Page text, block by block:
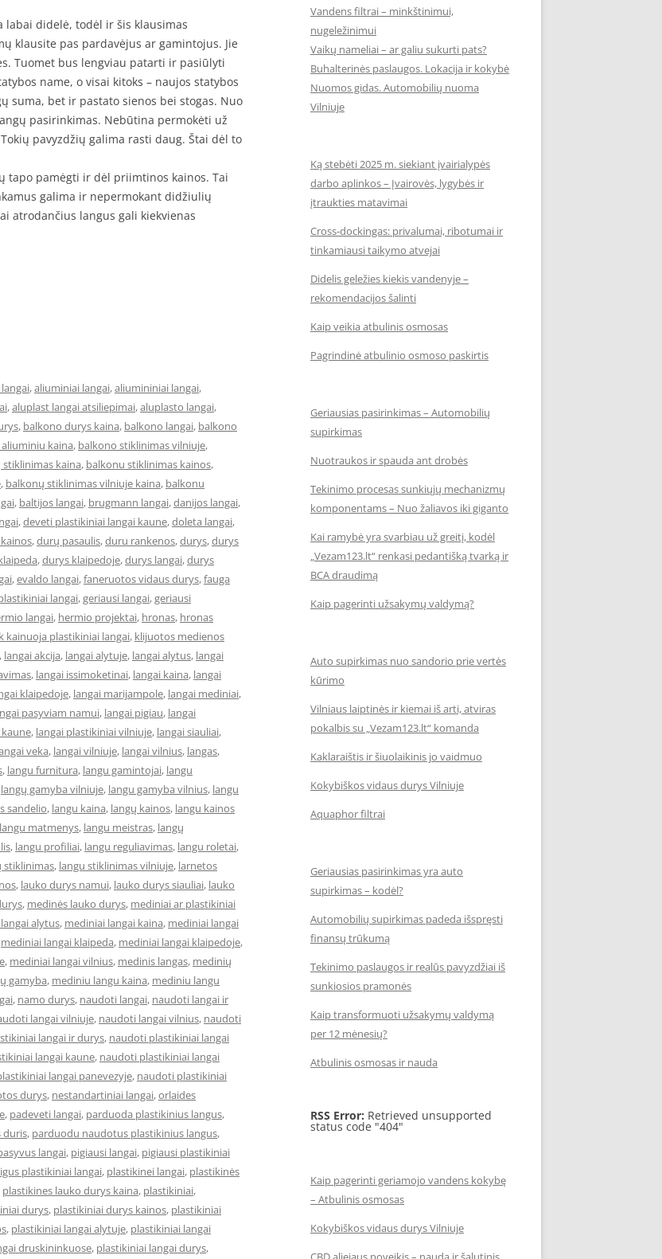
labai didelė, todėl ir šis klausimas
klausite pas pardavėjus ar gamintojus. Jie
Tuomet bus lengviau patarti ir pasiūlyti
name, o visai kitoks – naujos statybos
bet ir pastato sienos bei stogas. Nuo
pasirinkimas. Nebūtina permokėti už
pavyzdžių galima rasti daug. Štai dėl to
pamėgti ir dėl priimtinos kainos. Tai
galima ir nepermokant didžiulių
atrodančius langus gali kiekvienas
,aliuminiai langai,aliumininiai langai,
,aluplast langai atsiliepimai,aluplasto langai,
, balkono durys kaina, balkono langai, balkono
kaina, balkono stiklinimas vilniuje,
kaina, balkonu stiklinimas kainos,
, balkonų stiklinimas vilniuje kaina, balkonu
, baltijos langai, brugmann langai,danijos langai,
,deveti plastikiniai langai kaune,doleta langai,
,durų pasaulis,duru rankenos,durys,durys
,durys klaipedoje,durys langai,durys
,evaldo langai,faneruotos vidaus durys,fauga
langai,geriausi langai,geriausi
langai, hermio projektai, hronas, hronas
kainuoja plastikiniai langai, klijuotos medienos
, langai akcija, langai alytuje, langai alytus, langai
, langai issimoketinai, langai kaina, langai
klaipedoje, langai marijampole, langai mediniai,
pasyviam namui, langai pigiau, langai
, langai plastikiniai vilniuje, langai siauliai,
veka, langai vilniuje, langai vilnius, langas,
, langu furnitura, langu gamintojai, langu
langų gamyba vilniuje, langu gamyba vilnius, langu
sandelio, langu kaina, langų kainos, langu kainos
langu matmenys, langu meistras, langų
, langu profiliai, langu reguliavimas, langu roletai,
stiklinimas, langu stiklinimas vilniuje, larnetos
, lauko durys namui, lauko durys siauliai, lauko
, medinės lauko durys, mediniai ar plastikiniai
alytus, mediniai langai kaina, mediniai langai
mediniai langai klaipeda, mediniai langai klaipedoje,
, mediniai langai vilnius, medinis langas, medinių
gamyba, mediniu langu kaina, mediniu langu
, namo durys, naudoti langai, naudoti langai ir
langai vilniuje, naudoti langai vilnius, naudoti
langai ir durys, naudoti plastikiniai langai
langai kaune, naudoti plastikiniai langai
langai panevezyje, naudoti plastikiniai
durys, nestandartiniai langai,orlaides
, padeveti langai, parduoda plastikinius langus,
duris, parduodu naudotus plastikinius langus,
langai, pigiausi langai, pigiausi plastikiniai
plastikiniai langai, plastikinei langai, plastikinės
plastikines lauko durys kaina, plastikiniai,
durys, plastikiniai durys kainos, plastikiniai
, plastikiniai langai alytuje, plastikiniai langai
druskininkuose, plastikiniai langai durys,
Vandens filtrai – minkštinimui,
nugeležinimui
Vaikų nameliai – ar galiu sukurti pats?
Buhalterinės paslaugos. Lokacija ir kokybė
Nuomos gidas. Automobilių nuoma
Vilniuje
Ką stebėti 2025 m. siekiant įvairialypės
darbo aplinkos – Įvairovės, lygybės ir
įtraukties matavimai
Cross-dockingas: privalumai, ribotumai ir
tinkamiausi taikymo atvejai
Didelis geležies kiekis vandenyje –
rekomendacijos šalinti
Kaip veikia atbulinis osmosas
Pagrindinė atbulinio osmoso paskirtis
Geriausias pasirinkimas – Automobilių
supirkimas
Nuotraukos ir spauda ant drobės
Tekinimo procesas sunkiųjų mechanizmų
komponentams – Nuo žaliavos iki giganto
Kai ramybė yra svarbiau už greitį, kodėl
„Vezam123.lt“ renkasi pedantišką tvarką ir
BCA draudimą
Kaip pagerinti užsakymų valdymą?
Auto supirkimas nuo sandorio prie vertės
kūrimo
Vilniaus laiptinės ir kiemai iš arti, atviras
pokalbis su „Vezam123.lt“ komanda
Kaklaraištis ir šiuolaikinis jo vaidmuo
Kokybiškos vidaus durys Vilniuje
Aquaphor filtrai
Geriausias pasirinkimas yra auto
supirkimas – kodėl?
Automobilių supirkimas padeda išspręsti
finansų trūkumą
Tekinimo paslaugos ir realūs pavyzdžiai iš
sunkiosios pramonės
Kaip transformuoti užsakymų valdymą
per 12 mėnesių?
Atbulinis osmosas ir nauda
RSS Error: Retrieved unsupported
status code "404"
Kaip pagerinti geriamojo vandens kokybę
– Atbulinis osmosas
Kokybiškos vidaus durys Vilniuje